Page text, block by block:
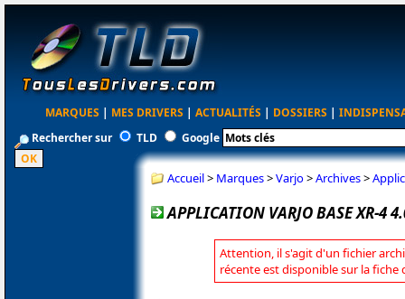
MARQUES | MES DRIVERS | ACTUALITÉS | DOSSIERS |
Rechercher sur
TLD Google
Accueil> Marques>Varjo>Archives>
APPLICATION VARJO BASE XR-4
Attention, il s'agit d'un fichier
récente est disponible sur la fiche